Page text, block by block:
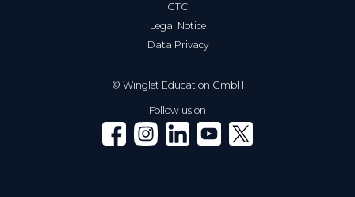
© Winglet Education GmbH
GTC
Legal Notice
Data Privacy
Follow us on
Winglet on Facebook
Winglet on Instagram
Winglet on LinkedIn
Winglet on YouTube
Winglet on X (Twitter)